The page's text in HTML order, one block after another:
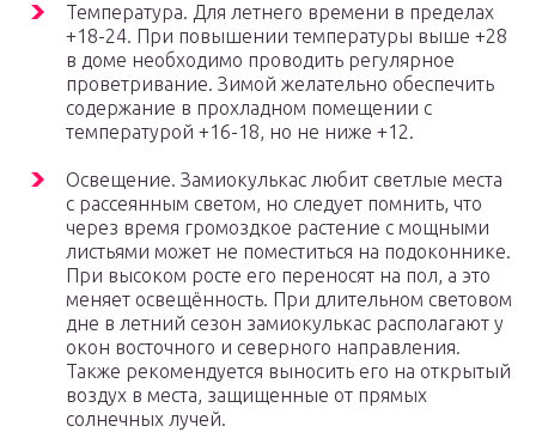
Температура. Для летнего времени в пределах
+18-24. При повышении температуры выше +28
в доме необходимо проводить регулярное
проветривание. Зимой желательно обеспечить
содержание в прохладном помещении с
температурой +16-18, но не ниже +12.
Освещение. Замиокулькас любит светлые места
с рассеянным светом, но следует помнить, что
через время громоздкое растение с мощными
листьями может не поместиться на подоконнике.
При высоком росте его переносят на пол, а это
меняет освещённость. При длительном световом
дне в летний сезон замиокулькас располагают у
окон восточного и северного направления.
Также рекомендуется выносить его на открытый
воздух в места, защищенные от прямых
солнечных лучей.